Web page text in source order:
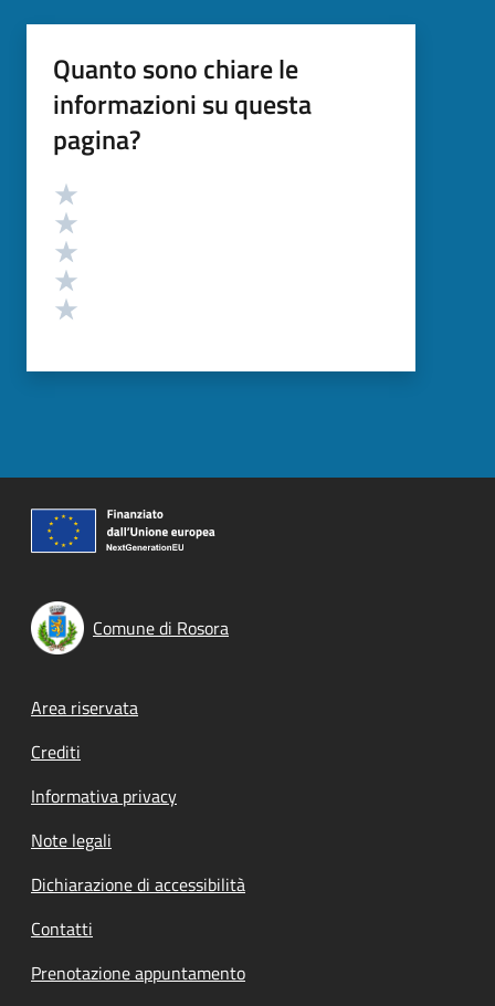
Quanto sono chiare le
informazioni su questa
pagina?
Valutazione
Comune di Rosora
Footer menu
Area riservata
Crediti
Informativa privacy
Note legali
Dichiarazione di accessibilità
Contatti
Prenotazione appuntamento